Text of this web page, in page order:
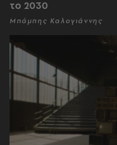
το 2030
Μπάμπης Καλογιάννης